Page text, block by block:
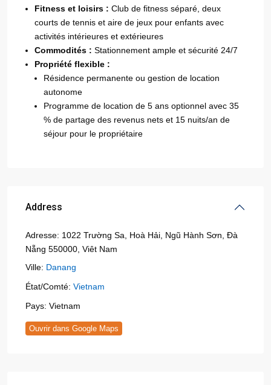
Fitness et loisirs : Club de fitness séparé, deux
courts de tennis et aire de jeux pour enfants avec
activités intérieures et extérieures
Commodités : Stationnement ample et sécurité 24/7
Propriété flexible :
Résidence permanente ou gestion de location
autonome
Programme de location de 5 ans optionnel avec 35
% de partage des revenus nets et 15 nuits/an de
séjour pour le propriétaire
Address
Adresse: 1022 Trường Sa, Hoà Hải, Ngũ Hành Sơn, Đà
Nẵng 550000, Viêt Nam
Ville: Danang
État/Comté: Vietnam
Pays: Vietnam
Ouvrir dans Google Maps